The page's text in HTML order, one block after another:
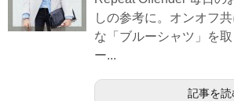
しの参考に。オンオフ
な「ブルーシャツ」を
ー...
記事を読